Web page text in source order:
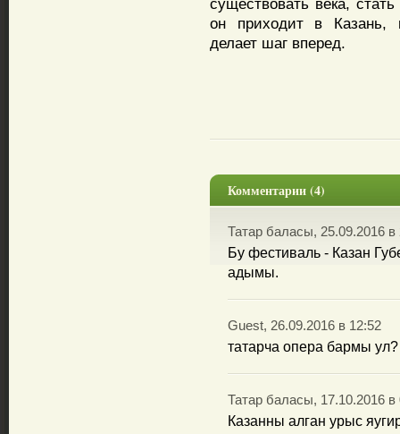
существовать века,
он приходит в Казань,
делает шаг вперед.
Комментарии (4)
Татар баласы, 25.09.2016 в
Бу фестиваль - Казан
адымы.
Guest, 26.09.2016 в 12:52
татарча опера бармы ул?
Татар баласы, 17.10.2016 в
Казанны алган урыс